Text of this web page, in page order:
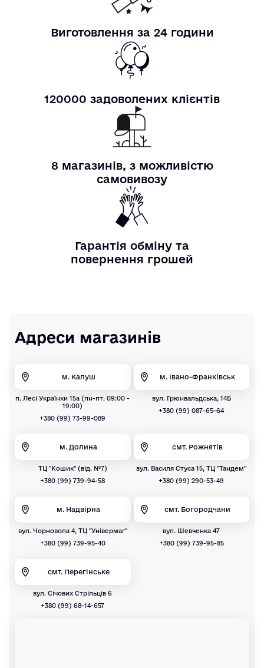
Виготовлення за 24 години
120000 задоволених клієнтів
8 магазинів, з можливістю
самовивозу
Гарантія обміну та
повернення грошей
Адреси магазинів
м. Калуш
п. Лесі Українки 15а (пн-пт. 09:00 -
19:00)
+380 (99) 73-99-089
м. Івано-Франківськ
вул. Грюнвальдська, 14Б
+380 (99) 087-65-64
м. Долина
ТЦ "Кошик" (від. №7)
+380 (99) 739-94-58
смт. Рожнятів
вул. Василя Стуса 15, ТЦ "Тандем"
+380 (99) 290-53-49
м. Надвірна
вул. Чорновола 4, ТЦ "Універмаг"
+380 (99) 739-95-40
смт. Богородчани
вул. Шевченка 47
+380 (99) 739-95-85
смт. Перегінське
вул. Січових Стрільців 6
+380 (99) 68-14-657